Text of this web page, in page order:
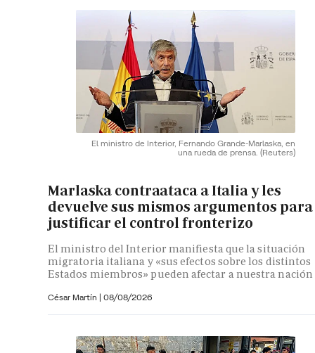
El ministro de Interior, Fernando Grande-Marlaska, en
una rueda de prensa. (Reuters)
Marlaska contraataca a Italia y les
devuelve sus mismos argumentos para
justificar el control fronterizo
El ministro del Interior manifiesta que la situación
migratoria italiana y «sus efectos sobre los distintos
Estados miembros» pueden afectar a nuestra nación
César Martín | 08/08/2026